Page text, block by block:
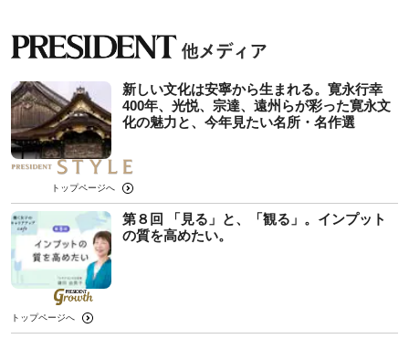
新しい文化は安寧から生まれる。寛永行幸
400年、光悦、宗達、遠州らが彩った寛永文
化の魅力と、今年見たい名所・名作選
トップページへ
第８回 「見る」と、「観る」。インプット
の質を高めたい。
トップページへ